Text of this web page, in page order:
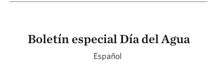
Boletín especial Día del Agua
Español